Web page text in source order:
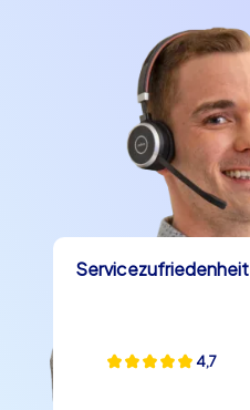
Servicezufriedenheit
4,7